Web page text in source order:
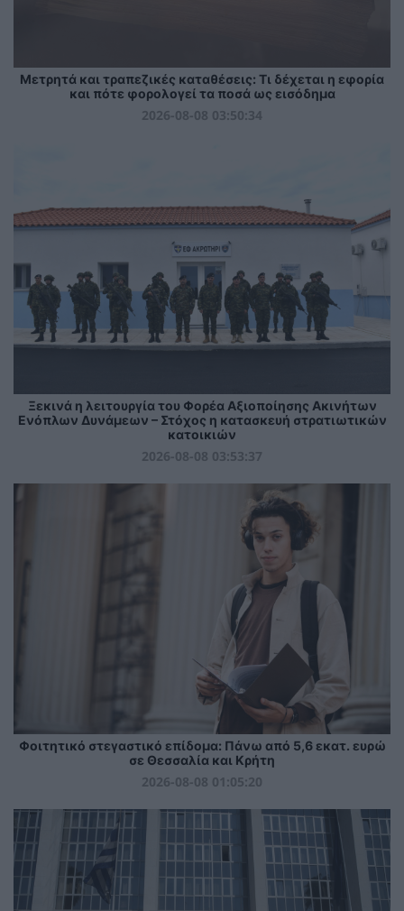
Μετρητά και τραπεζικές καταθέσεις: Τι δέχεται η εφορία
και πότε φορολογεί τα ποσά ως εισόδημα
2026-08-08 03:50:34
Ξεκινά η λειτουργία του Φορέα Αξιοποίησης Ακινήτων
Ενόπλων Δυνάμεων – Στόχος η κατασκευή στρατιωτικών
κατοικιών
2026-08-08 03:53:37
Φοιτητικό στεγαστικό επίδομα: Πάνω από 5,6 εκατ. ευρώ
σε Θεσσαλία και Κρήτη
2026-08-08 01:05:20